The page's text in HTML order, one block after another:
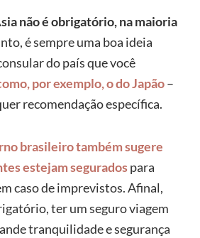
não é obrigatório, na maioria
é sempre uma boa ideia
do país que você
por exemplo, o do Japão–
recomendação específica.
brasileiro também sugere
estejam seguradospara
caso de imprevistos. Afinal,
ter um seguro viagem
tranquilidade e segurança